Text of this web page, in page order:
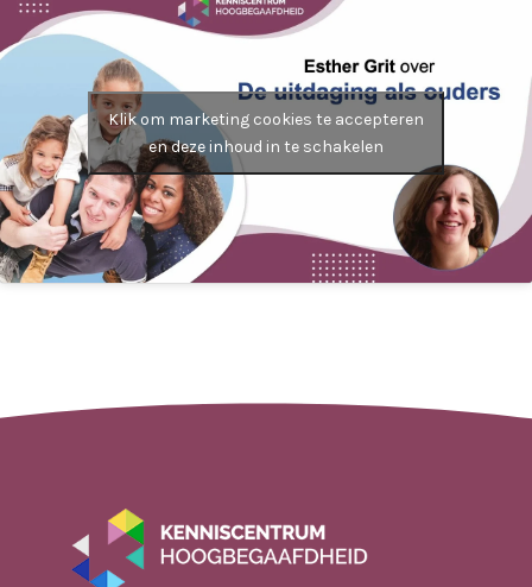
Klik om marketing cookies te accepteren
en deze inhoud in te schakelen